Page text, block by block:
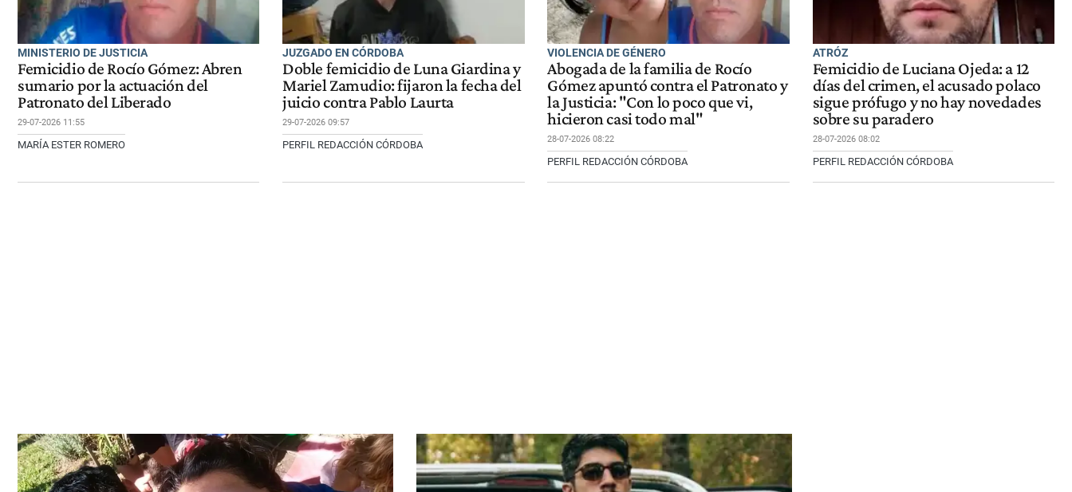
MINISTERIO DE JUSTICIA
Femicidio de Rocío Gómez: Abren
sumario por la actuación del
Patronato del Liberado
29-07-2026 11:55
MARÍA ESTER ROMERO
JUZGADO EN CÓRDOBA
Doble femicidio de Luna Giardina y
Mariel Zamudio: fijaron la fecha del
juicio contra Pablo Laurta
29-07-2026 09:57
PERFIL REDACCIÓN CÓRDOBA
VIOLENCIA DE GÉNERO
Abogada de la familia de Rocío
Gómez apuntó contra el Patronato y
la Justicia: "Con lo poco que vi,
hicieron casi todo mal"
28-07-2026 08:22
PERFIL REDACCIÓN CÓRDOBA
ATRÓZ
Femicidio de Luciana Ojeda: a 12
días del crimen, el acusado polaco
sigue prófugo y no hay novedades
sobre su paradero
28-07-2026 08:02
PERFIL REDACCIÓN CÓRDOBA